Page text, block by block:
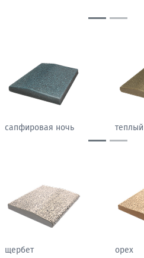
песчаный камень
щербет орех